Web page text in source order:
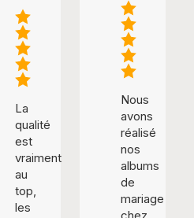
La
qualité
est
vraiment
au
top,
les
Nous
avons
réalisé
nos
albums
de
mariage